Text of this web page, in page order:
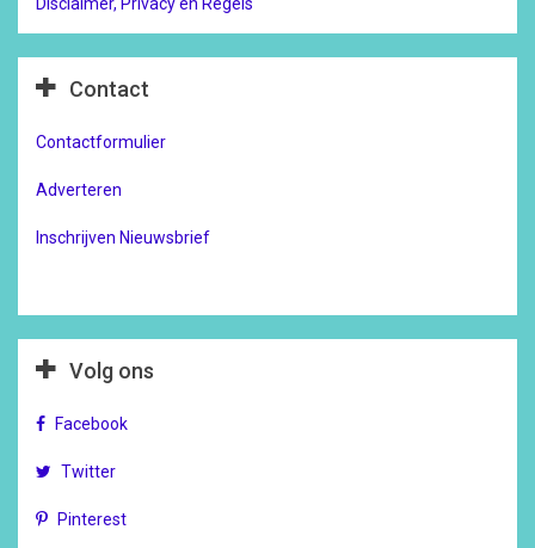
Contact
Contactformulier
Adverteren
Inschrijven Nieuwsbrief
Volg ons
Facebook
Twitter
Pinterest